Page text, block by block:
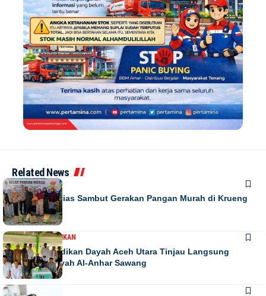
Related News
DAERAH
Warga Antusias Sambut Gerakan Pangan Murah di Krueng
Barona Jaya
DAERAHPENDIDIKAN
Kadis Pendidikan Dayah Aceh Utara Tinjau Langsung
Relokasi Dayah Al-Anhar Sawang
DAERAH